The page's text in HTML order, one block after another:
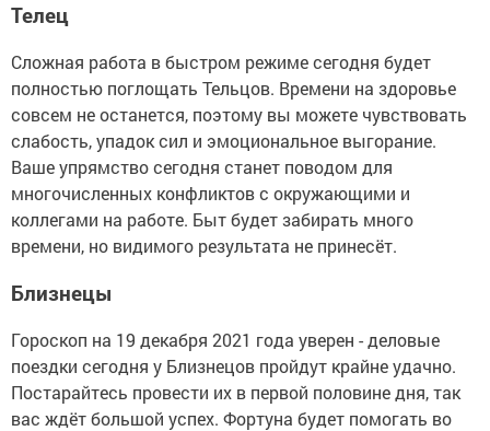
Телец
Сложная работа в быстром режиме сегодня будет
полностью поглощать Тельцов. Времени на здоровье
совсем не останется, поэтому вы можете чувствовать
слабость, упадок сил и эмоциональное выгорание.
Ваше упрямство сегодня станет поводом для
многочисленных конфликтов с окружающими и
коллегами на работе. Быт будет забирать много
времени, но видимого результата не принесёт.
Близнецы
Гороскоп на 19 декабря 2021 года уверен - деловые
поездки сегодня у Близнецов пройдут крайне удачно.
Постарайтесь провести их в первой половине дня, так
вас ждёт большой успех. Фортуна будет помогать во